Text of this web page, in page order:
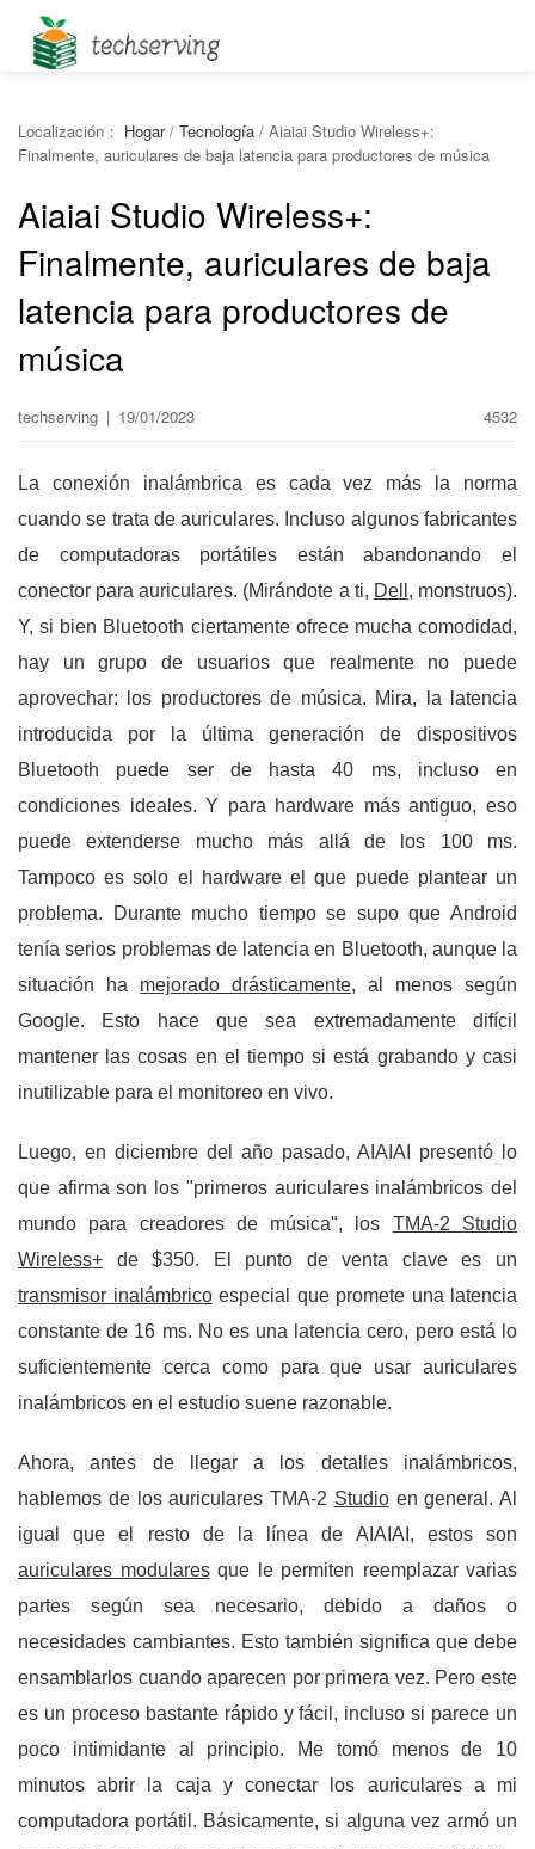
Localización： Hogar / Tecnología / Aiaiai Studio Wireless+:
Finalmente, auriculares de baja latencia para productores de música
Aiaiai Studio Wireless+:
Finalmente, auriculares de baja
latencia para productores de
música
techserving | 19/01/2023 4532
La conexión inalámbrica es cada vez más la norma
cuando se trata de auriculares. Incluso algunos fabricantes
de computadoras portátiles están abandonando el
conector para auriculares. (Mirándote a ti, Dell , monstruos).
Y, si bien Bluetooth ciertamente ofrece mucha comodidad,
hay un grupo de usuarios que realmente no puede
aprovechar: los productores de música. Mira, la latencia
introducida por la última generación de dispositivos
Bluetooth puede ser de hasta 40 ms, incluso en
condiciones ideales. Y para hardware más antiguo, eso
puede extenderse mucho más allá de los 100 ms.
Tampoco es solo el hardware el que puede plantear un
problema. Durante mucho tiempo se supo que Android
tenía serios problemas de latencia en Bluetooth, aunque la
situación ha mejorado drásticamente, al menos según
Google. Esto hace que sea extremadamente difícil
mantener las cosas en el tiempo si está grabando y casi
inutilizable para el monitoreo en vivo.
Luego, en diciembre del año pasado, AIAIAI presentó lo
que afirma son los "primeros auriculares inalámbricos del
mundo para creadores de música", los TMA-2 Studio
Wireless+ de $350. El punto de venta clave es un
transmisor inalámbricoespecial que promete una latencia
constante de 16 ms. No es una latencia cero, pero está lo
suficientemente cerca como para que usar auriculares
inalámbricos en el estudio suene razonable.
Ahora, antes de llegar a los detalles inalámbricos,
hablemos de los auriculares TMA-2 Studioen general. Al
igual que el resto de la línea de AIAIAI, estos son
auriculares modularesque le permiten reemplazar varias
partes según sea necesario, debido a daños o
necesidades cambiantes. Esto también significa que debe
ensamblarlos cuando aparecen por primera vez. Pero este
es un proceso bastante rápido y fácil, incluso si parece un
poco intimidante al principio. Me tomó menos de 10
minutos abrir la caja y conectar los auriculares a mi
computadora portátil. Básicamente, si alguna vez armó un